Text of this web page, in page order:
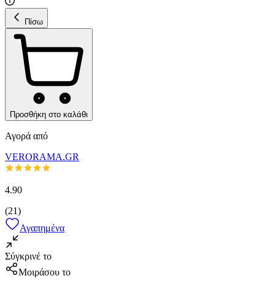
Πίσω
Προσθήκη στο καλάθι
Αγορά από
VERORAMA.GR
4.90
(21)
Αγαπημένα
Σύγκρινέ το
Μοιράσου το